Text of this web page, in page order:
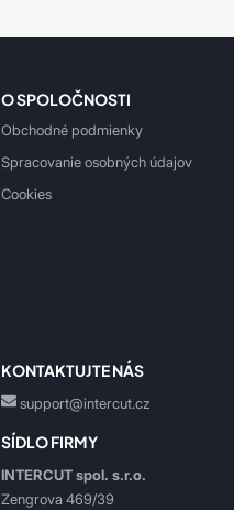
O SPOLOČNOSTI
Obchodné podmienky
Spracovanie osobných údajov
Cookies
KONTAKTUJTE NÁS
support@intercut.cz
SÍDLO FIRMY
INTERCUT spol. s.r.o.
Zengrova 469/39